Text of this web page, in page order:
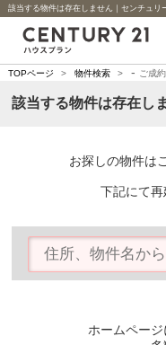
該当する物件は存在しません｜センチュリ
TOPページ > 物件検索 > - ご成
該当する物件は存在し
お探しの物件は
下記にて再
ホームペー